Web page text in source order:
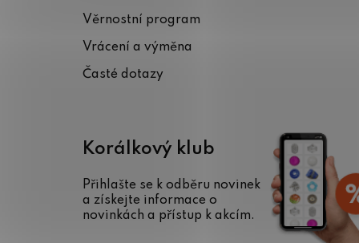
Věrnostní program
Vrácení a výměna
Časté dotazy
Korálkový klub
Přihlašte se k odběru novinek
a získejte informace o
novinkách a přístup k akcím.